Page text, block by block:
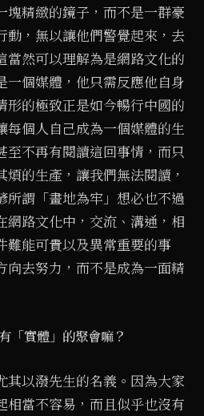
塊精緻的鏡子，而不是一群豪
動，無以讓他們警覺起來，去
當然可以理解為是網路文化的
一個媒體，他只需反應他自身
形的極致正是如今暢行中國的
每個人自己成為一個媒體的生
至不再有閱讀這回事情，而只
的生產，讓我們無法閱讀，
所謂「畫地為牢」想必也不過
網路文化中，交流、溝通，相
難能可貴以及異常重要的事
向去努力，而不是成為一面精
「實體」的聚會嘛？
其以潑先生的名義。因為大家
相當不容易，而且似乎也沒有